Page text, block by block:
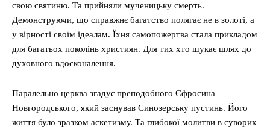
свою святиню. Та прийняли мученицьку смерть.
Демонструючи, що справжнє багатство полягає не в золоті, а
у вірності своїм ідеалам. Їхня самопожертва стала прикладом
для багатьох поколінь християн. Для тих хто шукає шлях до
духовного вдосконалення.
Паралельно церква згадує преподобного Єфросина
Новгородського, який заснував Синозерську пустинь. Його
життя було зразком аскетизму. Та глибокої молитви в суворих